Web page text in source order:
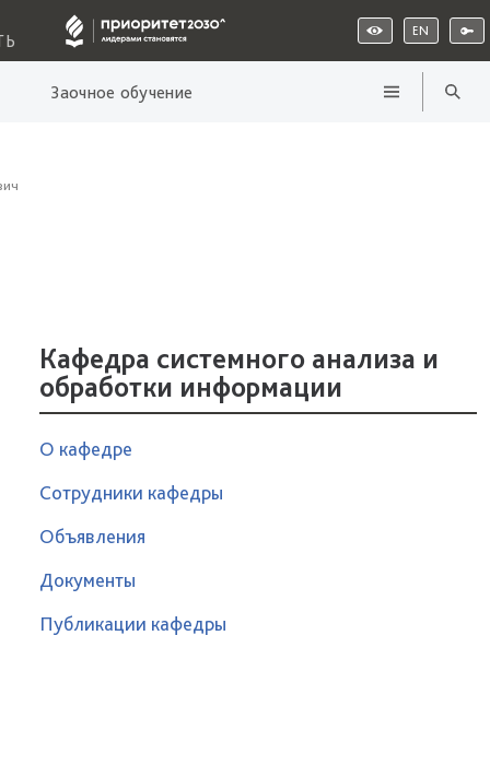
EN
Заочное обучение
Кафедра системного анализа и
обработки информации
О кафедре
Сотрудники кафедры
Объявления
Документы
Публикации кафедры